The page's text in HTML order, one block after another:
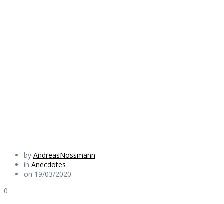
by AndreasNossmann
in Anecdotes
on 19/03/2020
0